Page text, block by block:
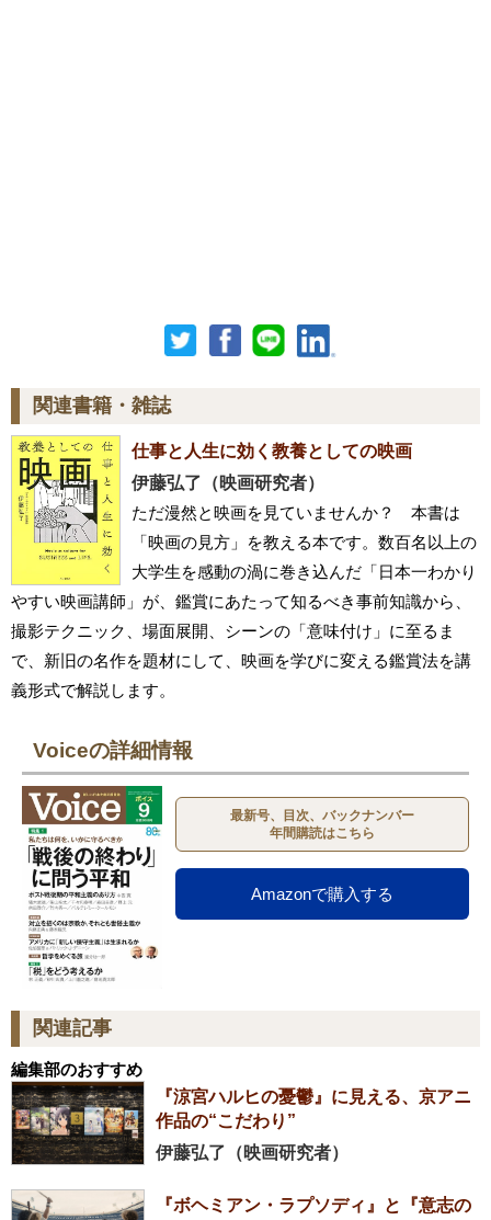
関連書籍・雑誌
仕事と人生に効く教養としての映画
伊藤弘了（映画研究者）
ただ漫然と映画を見ていませんか？ 本書は
「映画の見方」を教える本です。数百名以上の
大学生を感動の渦に巻き込んだ「日本一わかり
やすい映画講師」が、鑑賞にあたって知るべき事前知識から、
撮影テクニック、場面展開、シーンの「意味付け」に至るま
で、新旧の名作を題材にして、映画を学びに変える鑑賞法を講
義形式で解説します。
Voiceの詳細情報
最新号、目次、バックナンバー
年間購読はこちら
Amazonで購入する
関連記事
編集部のおすすめ
『涼宮ハルヒの憂鬱』に見える、京アニ
作品の“こだわり”
伊藤弘了（映画研究者）
『ボヘミアン・ラプソディ』と『意志の